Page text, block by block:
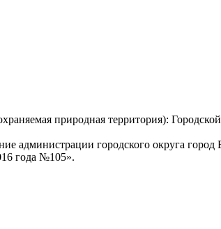
природная территория):
администрации городского округа
года №105».